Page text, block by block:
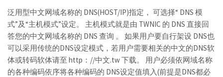
泛用型中文网域名称的 DNS(HOST/IP)指定， 可选择“ DNS 模
式”及“主机模式”设定。 主机模式就是由 TWNIC 的 DNS 直接回
答您的中文网域名称的 DNS 查询 。 如果用户要自行架设 DNS也
可以采用传统的DNS设定模式，若用户需要相关的中文的DNS软
体或转码软体请至 http：//中文.tw 下载。 用户必须依网域名称
的各种编码依序将各种编码的 DNS设定值填入(前提是DNS都必